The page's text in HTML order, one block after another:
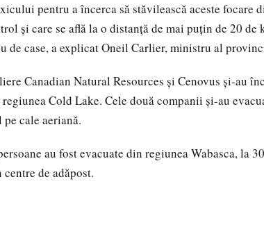
pentru a încerca să stăvilească aceste focare
și care se află la o distanță de mai puțin de 20 de
de case, a explicat Oneil Carlier, ministru al
Canadian Natural Resources și Cenovus și-au
Cold Lake. Cele două companii și-au
cale aeriană.
au fost evacuate din regiunea Wabasca, la
de adăpost.